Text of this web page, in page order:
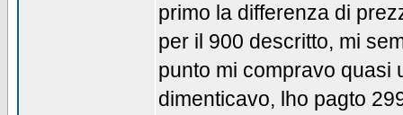
primo la differenza di
per il 900 descritto, mi
punto mi compravo quasi
dimenticavo, lho pagto